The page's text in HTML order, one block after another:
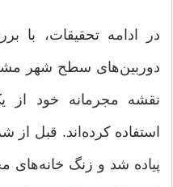
در ادامه تحقیقات، با
دوربین‌های سطح شهر
نقشه مجرمانه خود از
استفاده کرده‌اند. قبل
پیاده شد و زنگ خانه‌های